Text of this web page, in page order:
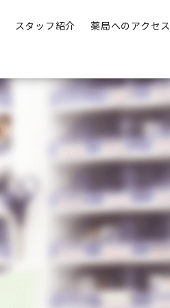
スタッフ紹介
薬局へのアクセス